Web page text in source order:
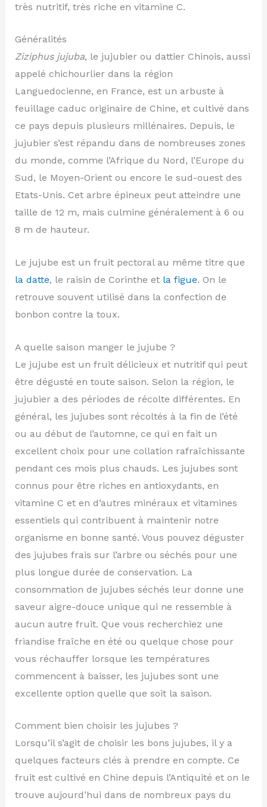
très nutritif, très riche en vitamine C.
Généralités
Ziziphus jujuba, le jujubier ou dattier Chinois, aussi
appelé chichourlier dans la région
Languedocienne, en France, est un arbuste à
feuillage caduc originaire de Chine, et cultivé dans
ce pays depuis plusieurs millénaires. Depuis, le
jujubier s’est répandu dans de nombreuses zones
du monde, comme l’Afrique du Nord, l’Europe du
Sud, le Moyen-Orient ou encore le sud-ouest des
Etats-Unis. Cet arbre épineux peut atteindre une
taille de 12 m, mais culmine généralement à 6 ou
8 m de hauteur.
Le jujube est un fruit pectoral au même titre que
la datte, le raisin de Corinthe et la figue. On le
retrouve souvent utilisé dans la confection de
bonbon contre la toux.
A quelle saison manger le jujube ?
Le jujube est un fruit délicieux et nutritif qui peut
être dégusté en toute saison. Selon la région, le
jujubier a des périodes de récolte différentes. En
général, les jujubes sont récoltés à la fin de l’été
ou au début de l’automne, ce qui en fait un
excellent choix pour une collation rafraîchissante
pendant ces mois plus chauds. Les jujubes sont
connus pour être riches en antioxydants, en
vitamine C et en d’autres minéraux et vitamines
essentiels qui contribuent à maintenir notre
organisme en bonne santé. Vous pouvez déguster
des jujubes frais sur l’arbre ou séchés pour une
plus longue durée de conservation. La
consommation de jujubes séchés leur donne une
saveur aigre-douce unique qui ne ressemble à
aucun autre fruit. Que vous recherchiez une
friandise fraîche en été ou quelque chose pour
vous réchauffer lorsque les températures
commencent à baisser, les jujubes sont une
excellente option quelle que soit la saison.
Comment bien choisir les jujubes ?
Lorsqu’il s’agit de choisir les bons jujubes, il y a
quelques facteurs clés à prendre en compte. Ce
fruit est cultivé en Chine depuis l’Antiquité et on le
trouve aujourd’hui dans de nombreux pays du